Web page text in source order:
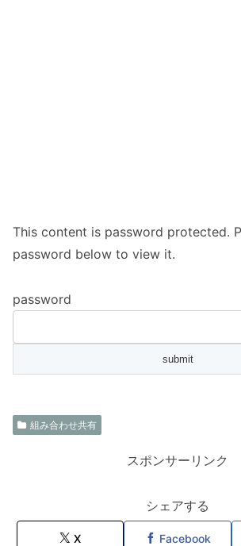
This content is password protected.
password below to view it.
password
組み合わせ共有
スポンサーリンク
シェアする
X Facebook